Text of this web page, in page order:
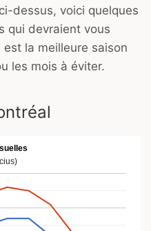
dessus, voici quelques
qui devraient vous
la meilleure saison
les mois à éviter.